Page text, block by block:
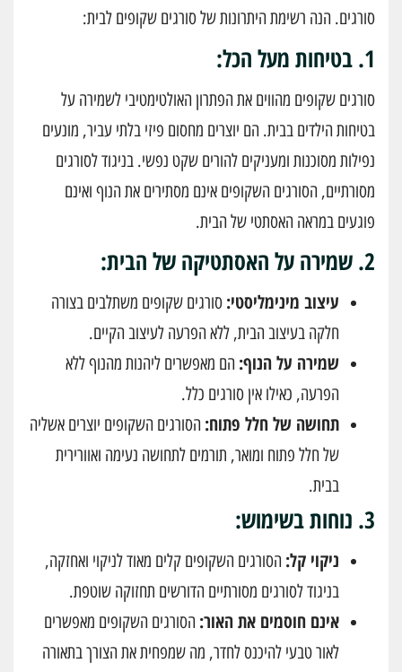
סורגים. הנה רשימת היתרונות של סורגים שקופים לבית:
1. בטיחות מעל הכל:
סורגים שקופים מהווים את הפתרון האולטימטיבי לשמירה על
בטיחות הילדים בבית. הם יוצרים מחסום פיזי בלתי עביר, מונעים
נפילות מסוכנות ומעניקים להורים שקט נפשי. בניגוד לסורגים
מסורתיים, הסורגים השקופים אינם מסתירים את הנוף ואינם
פוגעים במראה האסתטי של הבית.
2. שמירה על האסתטיקה של הבית:
עיצוב מינימליסטי: סורגים שקופים משתלבים בצורה
חלקה בעיצוב הבית, ללא הפרעה לעיצוב הקיים.
שמירה על הנוף: הם מאפשרים ליהנות מהנוף ללא
הפרעה, כאילו אין סורגים כלל.
תחושה של חלל פתוח: הסורגים השקופים יוצרים אשליה
של חלל פתוח ומואר, תורמים לתחושה נעימה ואוורירית
בבית.
3. נוחות בשימוש:
ניקוי קל: הסורגים השקופים קלים מאוד לניקוי ואחזקה,
בניגוד לסורגים מסורתיים הדורשים תחזוקה שוטפת.
אינם חוסמים את האור: הסורגים השקופים מאפשרים
לאור טבעי להיכנס לחדר, מה שמפחית את הצורך בתאורה